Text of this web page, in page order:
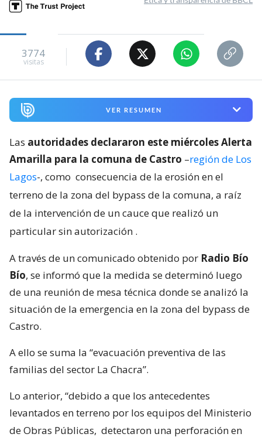
3774
visitas
VER RESUMEN
Las autoridades declararon este miércoles Alerta
Amarilla para la comuna de Castro –región de Los
Lagos-, como consecuencia de la erosión en el
terreno de la zona del bypass de la comuna, a raíz
de la intervención de un cauce que realizó un
particular sin autorización .
A través de un comunicado obtenido por Radio Bío
Bío, se informó que la medida se determinó luego
de una reunión de mesa técnica donde se analizó la
situación de la emergencia en la zona del bypass de
Castro.
A ello se suma la “evacuación preventiva de las
familias del sector La Chacra”.
Lo anterior, “debido a que los antecedentes
levantados en terreno por los equipos del Ministerio
de Obras Públicas, detectaron una perforación en